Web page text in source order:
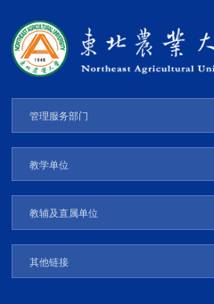
管理服务部门
教学单位
教辅及直属单位
其他链接